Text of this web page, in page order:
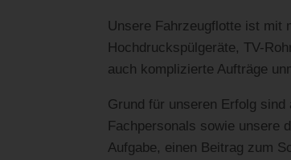
Unsere Fahrzeugflotte ist mit
Hochdruckspülgeräte, TV-
auch komplizierte Aufträge
Grund für unseren Erfolg
Fachpersonals sowie unsere
Aufgabe, einen Beitrag zum